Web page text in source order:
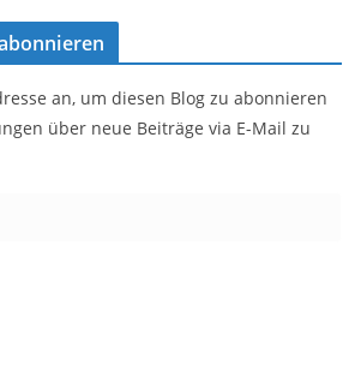
an, um diesen Blog zu abonnieren
über neue Beiträge via E-Mail zu